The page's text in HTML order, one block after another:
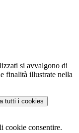
si avvalgono di
finalità illustrate nella
tutti i cookies
cookie consentire.